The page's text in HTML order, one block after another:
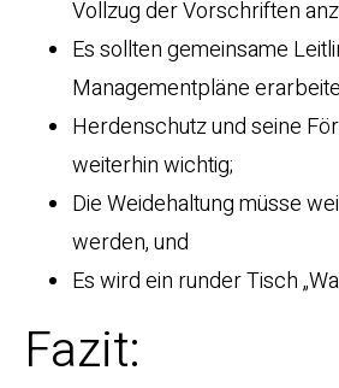
Vollzug der Vorschriften
Es sollten gemeinsame
Managementpläne
Herdenschutz und seine
weiterhin wichtig;
Die Weidehaltung müsse
werden, und
Es wird ein runder Tisch
Fazit: